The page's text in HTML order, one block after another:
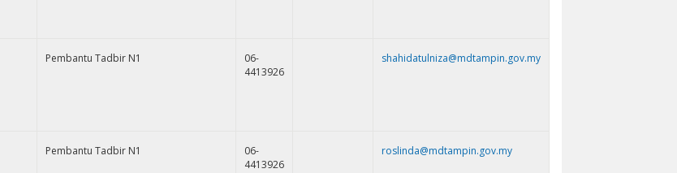
Pembantu Tadbir N1
06-
4413926
shahidatulniza@mdtampin.gov.my
Pembantu Tadbir N1
06-
4413926
roslinda@mdtampin.gov.my